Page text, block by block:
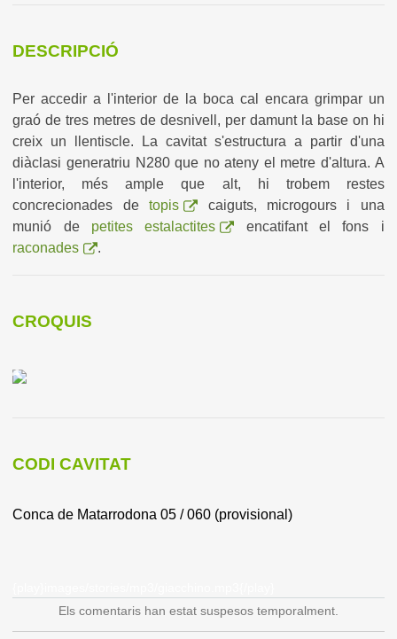
DESCRIPCIÓ
Per accedir a l'interior de la boca cal encara grimpar un
graó de tres metres de desnivell, per damunt la base on hi
creix un llentiscle. La cavitat s'estructura a partir d'una
diàclasi generatriu N280 que no ateny el metre d'altura. A
l'interior, més ample que alt, hi trobem restes
concrecionades detopis
caiguts, microgours i una
munió de petites estalactites
encatifant el fons i
raconades
.
CROQUIS
CODI CAVITAT
Conca de Matarrodona 05 / 060 (provisional)
Els comentaris han estat suspesos temporalment.